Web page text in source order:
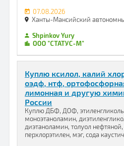
07.08.2026
Ханты-Мансийский
Shpinkov Yury
ООО "СТАТУС-М"
Куплю ксилол, калий
оэдф, нтф,
лимонная и другую
России
Куплю ДБФ, ДОФ,
моноэтаноламин,
диэтаноламин, толуол
перхлорэтилен, мэг, сода